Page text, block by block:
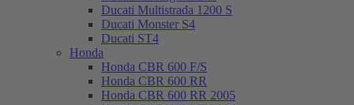
Ducati Multistrada 1200 S
Ducati Monster S4
Ducati ST4
Honda
Honda CBR 600 F/S
Honda CBR 600 RR
Honda CBR 600 RR 2005